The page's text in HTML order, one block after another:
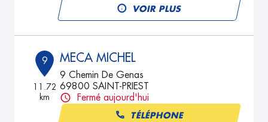
VOIR PLUS
9
11.72
km
MECA MICHEL
9 Chemin De Genas
69800 SAINT-PRIEST
Fermé aujourd'hui
TÉLÉPHONE